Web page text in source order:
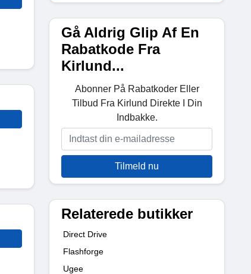
Gå Aldrig Glip Af En
Rabatkode Fra
Kirlund...
Abonner På Rabatkoder Eller
Tilbud Fra Kirlund Direkte I Din
Indbakke.
Tilmeld nu
Relaterede butikker
Direct Drive
Flashforge
Ugee